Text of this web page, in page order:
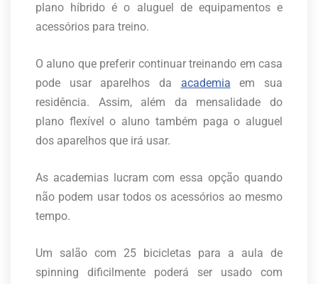
plano híbrido é o aluguel de equipamentos e
acessórios para treino.
O aluno que preferir continuar treinando em casa
pode usar aparelhos da academia em sua
residência. Assim, além da mensalidade do
plano flexível o aluno também paga o aluguel
dos aparelhos que irá usar.
As academias lucram com essa opção quando
não podem usar todos os acessórios ao mesmo
tempo.
Um salão com 25 bicicletas para a aula de
spinning dificilmente poderá ser usado com